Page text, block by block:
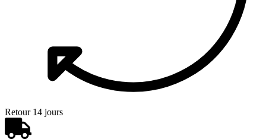
Retour 14 jours